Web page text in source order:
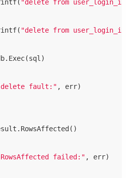
"delete from
"delete from
fault:" , err)
failed:" , err)